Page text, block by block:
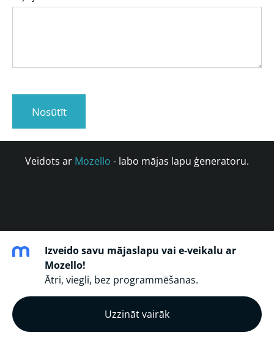
Veidots ar Mozello - labo mājas lapu ģeneratoru.
Izveido savu mājaslapu vai e-veikalu ar
Mozello!
Ātri, viegli, bez programmēšanas.
Uzzināt vairāk